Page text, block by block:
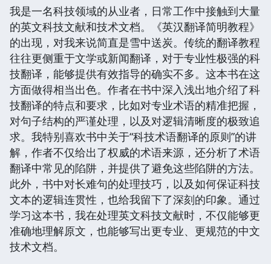
我是一名科技领域的从业者，日常工作中接触到大量
的英文科技文献和技术文档。《英汉翻译简明教程》
的出现，对我来说简直是雪中送炭。传统的翻译教程
往往更侧重于文学或新闻翻译，对于专业性极强的科
技翻译，能够提供有效指导的确实不多。这本书在这
方面做得相当出色。作者在书中深入浅出地介绍了科
技翻译的特点和要求，比如对专业术语的精准把握，
对句子结构的严谨处理，以及对逻辑清晰度的极致追
求。我特别喜欢书中关于“科技术语翻译的原则”的讲
解，作者不仅给出了权威的术语来源，还分析了术语
翻译中常见的陷阱，并提供了避免这些陷阱的方法。
此外，书中对长难句的处理技巧，以及如何保证科技
文本的逻辑连贯性，也给我留下了深刻的印象。通过
学习这本书，我在处理英文科技文献时，不仅能够更
准确地理解原文，也能够写出更专业、更规范的中文
技术文档。